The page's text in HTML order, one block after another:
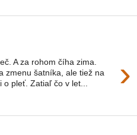
›
A za rohom číha zima.
zmenu šatníka, ale tiež na
o pleť. Zatiaľ čo v let...